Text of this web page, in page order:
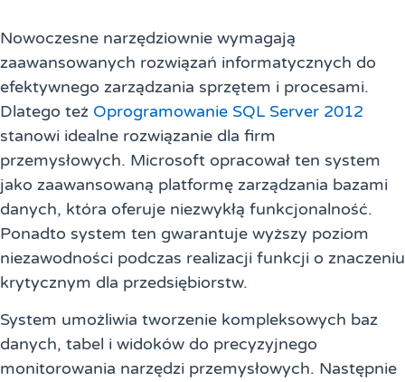
Nowoczesne narzędziownie wymagają
zaawansowanych rozwiązań informatycznych do
efektywnego zarządzania sprzętem i procesami.
Dlatego też Oprogramowanie SQL Server 2012
stanowi idealne rozwiązanie dla firm
przemysłowych. Microsoft opracował ten system
jako zaawansowaną platformę zarządzania bazami
danych, która oferuje niezwykłą funkcjonalność.
Ponadto system ten gwarantuje wyższy poziom
niezawodności podczas realizacji funkcji o znaczeniu
krytycznym dla przedsiębiorstw.
System umożliwia tworzenie kompleksowych baz
danych, tabel i widoków do precyzyjnego
monitorowania narzędzi przemysłowych. Następnie